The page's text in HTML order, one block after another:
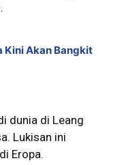
Kini Akan Bangkit
dunia di Leang
Lukisan ini
Eropa.